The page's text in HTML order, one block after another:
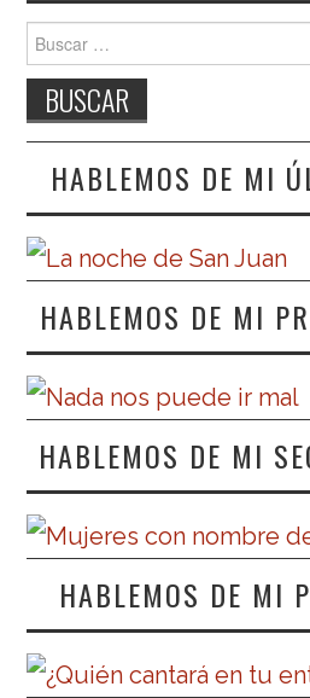
Buscar:
HABLEMOS DE MI
HABLEMOS DE MI
HABLEMOS DE MI
HABLEMOS DE MI